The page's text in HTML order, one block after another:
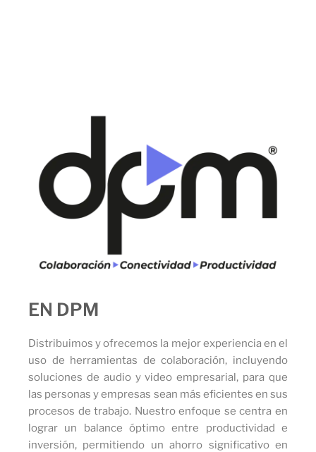
EN DPM
Distribuimos y ofrecemos la mejor experiencia en el
uso de herramientas de colaboración, incluyendo
soluciones de audio y video empresarial, para que
las personas y empresas sean más eficientes en sus
procesos de trabajo. Nuestro enfoque se centra en
lograr un balance óptimo entre productividad e
inversión, permitiendo un ahorro significativo en